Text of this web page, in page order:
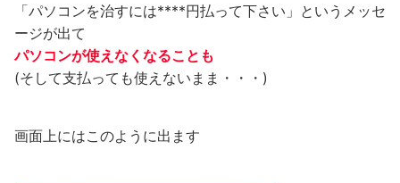
「パソコンを治すには****円払って下さい」というメッセ
ージが出て
パソコンが使えなくなることも
(そして支払っても使えないまま・・・)
画面上にはこのように出ます